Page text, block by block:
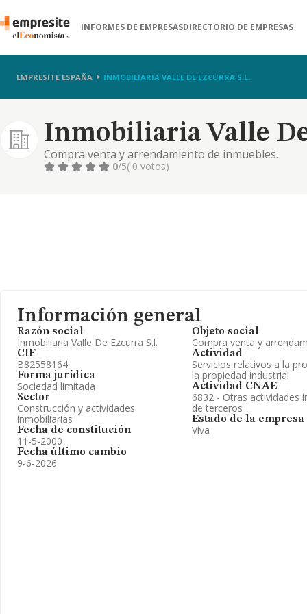
INFORMES DE EMPRESASDIRECTORIO DE EMPRESAS
EMPRESITE ESPAÑA INMOBILIARIA VALLE DE EZCURRA S.L.
Inmobiliaria Valle
Compra venta y arrendamiento de inmuebles.
0/5( 0 votos)
Información general
Razón social
Inmobiliaria Valle De Ezcurra S.l.
CIF
B82558164
Forma jurídica
Sociedad limitada
Sector
Construcción y actividades
inmobiliarias
Fecha de constitución
11-5-2000
Fecha último cambio
9-6-2026
Objeto social
Compra venta y
Actividad
Servicios relativos a la
la propiedad industrial
Actividad CNAE
6832 - Otras actividades
de terceros
Estado de la empresa
Viva